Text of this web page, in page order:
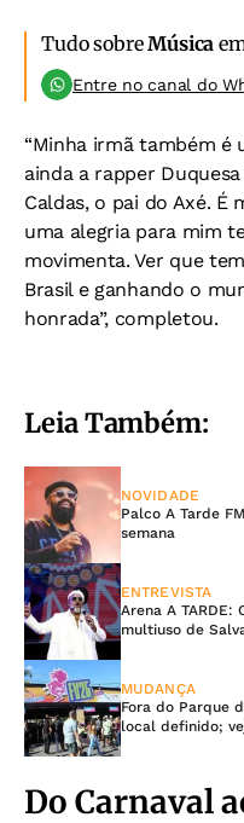
Tudo sobreMúsica
Entre no canal do
“Minha irmã também é
ainda a rapper
Caldas, o pai do Axé. É
uma alegria para mim
movimenta. Ver que
Brasil e ganhando o
honrada”, completou.
Leia Também:
NOVIDADE
Palco A Tarde
semana
ENTREVISTA
Arena A TARDE:
multiuso de
MUDANÇA
Fora do Parque
local definido;
Do Carnaval